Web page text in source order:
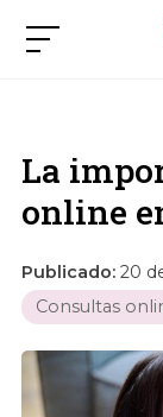
La
online
Publicado: 20
Consultas